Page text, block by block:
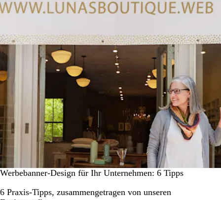
Werbebanner-Design für Ihr Unternehmen: 6 Tipps
6 Praxis-Tipps, zusammengetragen von unseren